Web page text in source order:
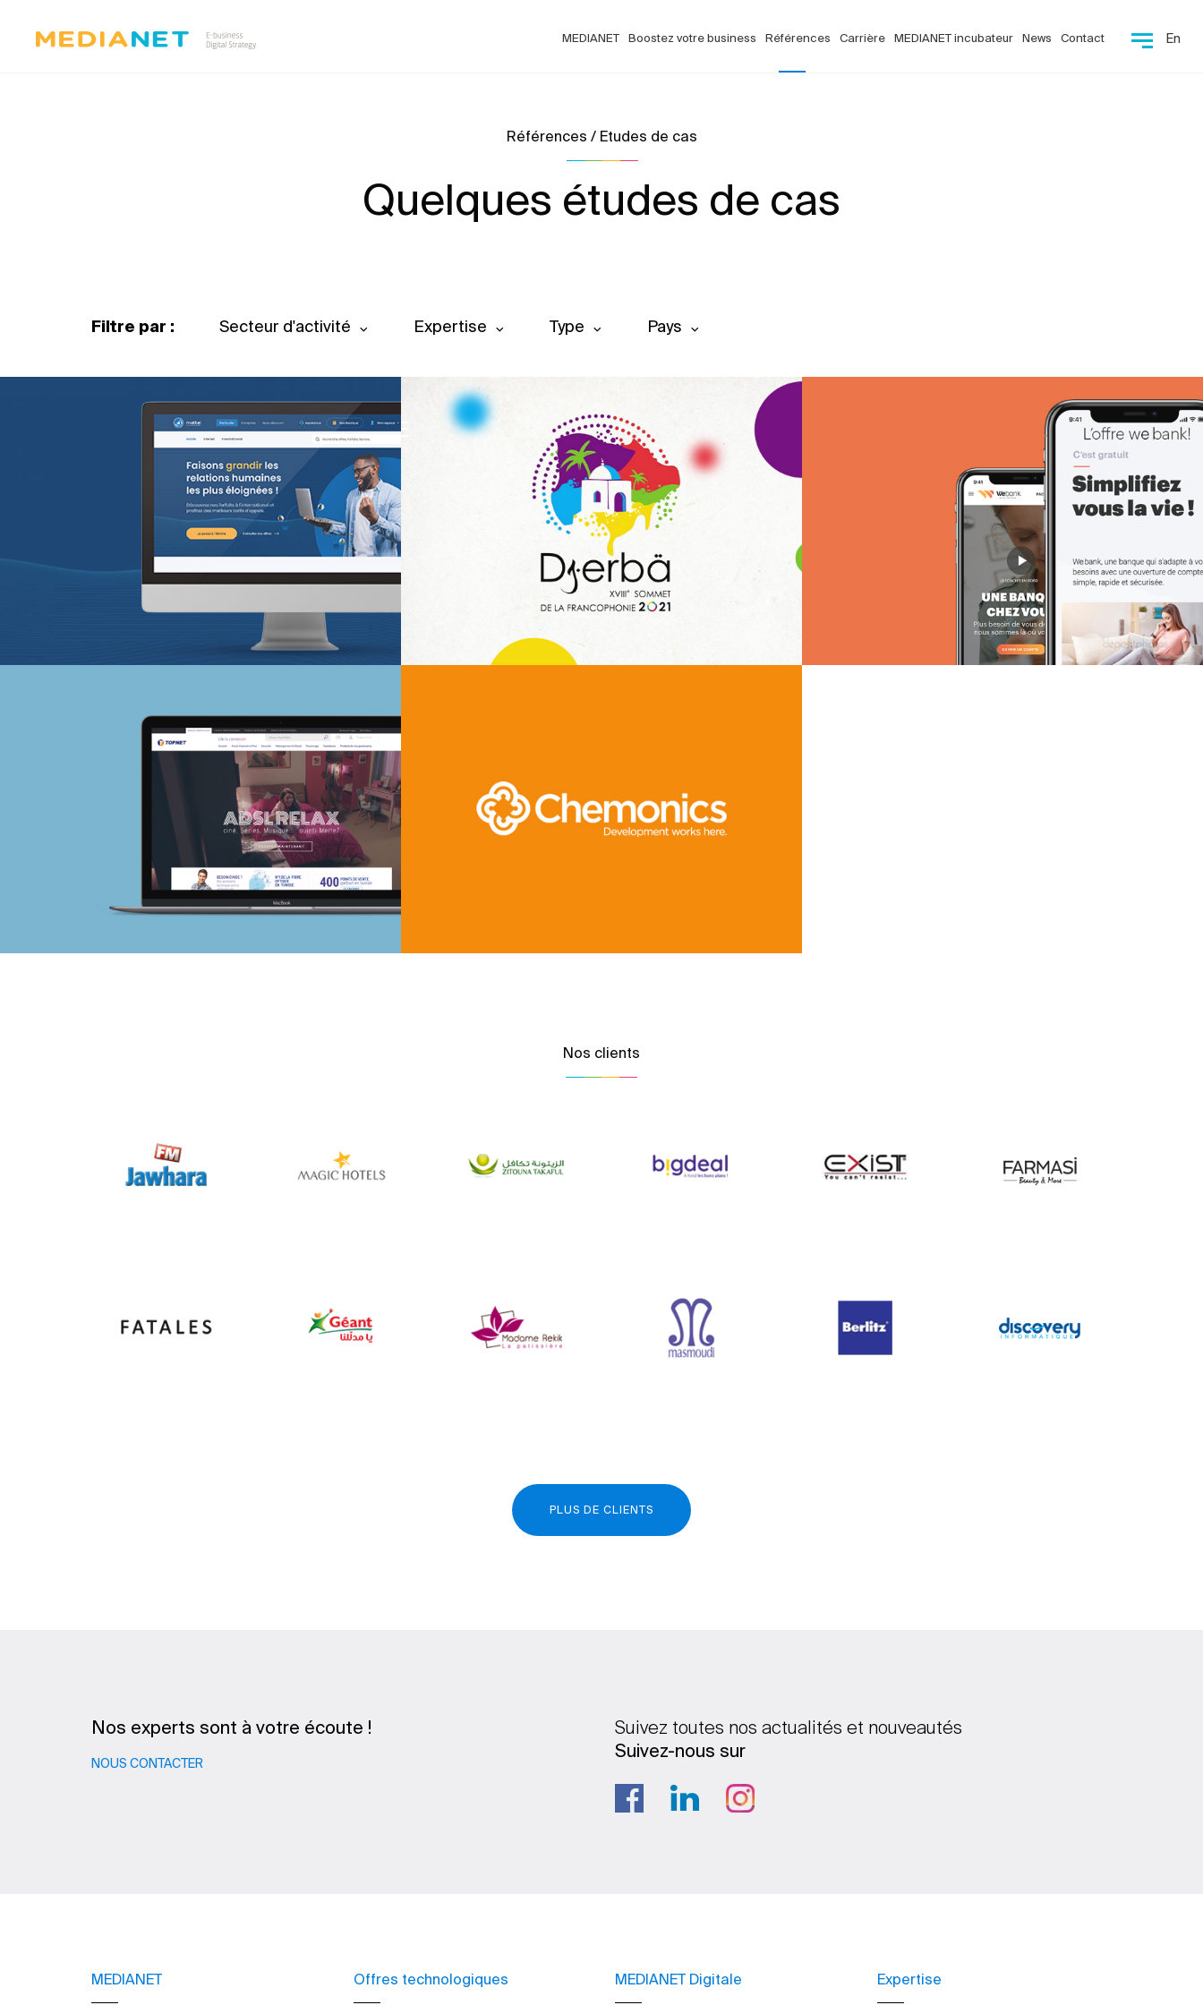
MEDIANET Boostez votre business Références Carrière MEDIANET incubateur News Contact En
Références / Etudes de cas
Quelques études de cas
Filtre par : Secteur d'activité Expertise Type Pays
18ÈME SOMMET DE LA FRANCOPHONIE WeBank
Plateformes digitales
Infogérance et Hosting
Applications Mobiles
Web, Intranet et Extranet
Chemonics ‘programme USAID
Nos clients
PLUS DE CLIENTS
Nos experts sont à votre écoute !
NOUS CONTACTER
Suivez toutes nos actualités et nouveautés
Suivez-nous sur
MEDIANET Offres technologiques MEDIANET Digitale Expertise